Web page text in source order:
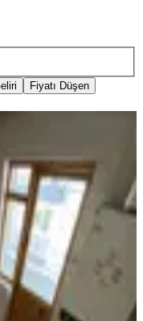
Fiyatı Düşen
3+1 115m2
04.08.2026
Zeki Doğdu